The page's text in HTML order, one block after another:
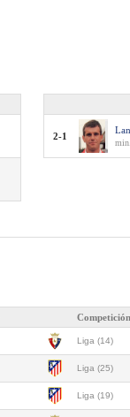
2-1
Competición
Liga (14)
Liga (25)
Liga (19)